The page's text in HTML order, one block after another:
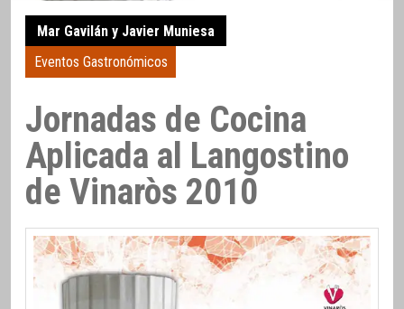
Mar Gavilán y Javier Muniesa
Eventos Gastronómicos
Jornadas de Cocina
Aplicada al Langostino
de Vinaròs 2010